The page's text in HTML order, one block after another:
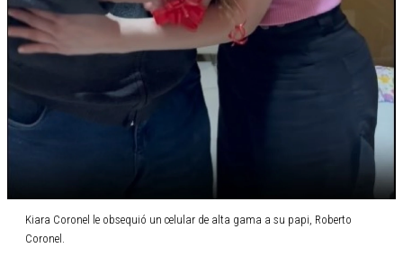
Kiara Coronel le obsequió un celular de alta gama a su papi, Roberto
Coronel.